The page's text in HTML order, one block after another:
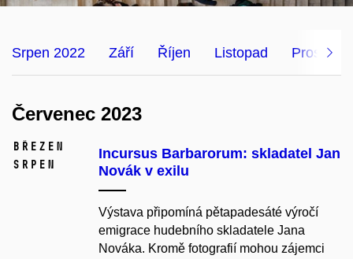
Srpen 2022 Září Říjen Listopad Prosinec
Červenec 2023
březen
srpen
Incursus Barbarorum: skladatel Jan
Novák v exilu
Výstava připomíná pětapadesáté výročí
emigrace hudebního skladatele Jana
Nováka. Kromě fotografií mohou zájemci